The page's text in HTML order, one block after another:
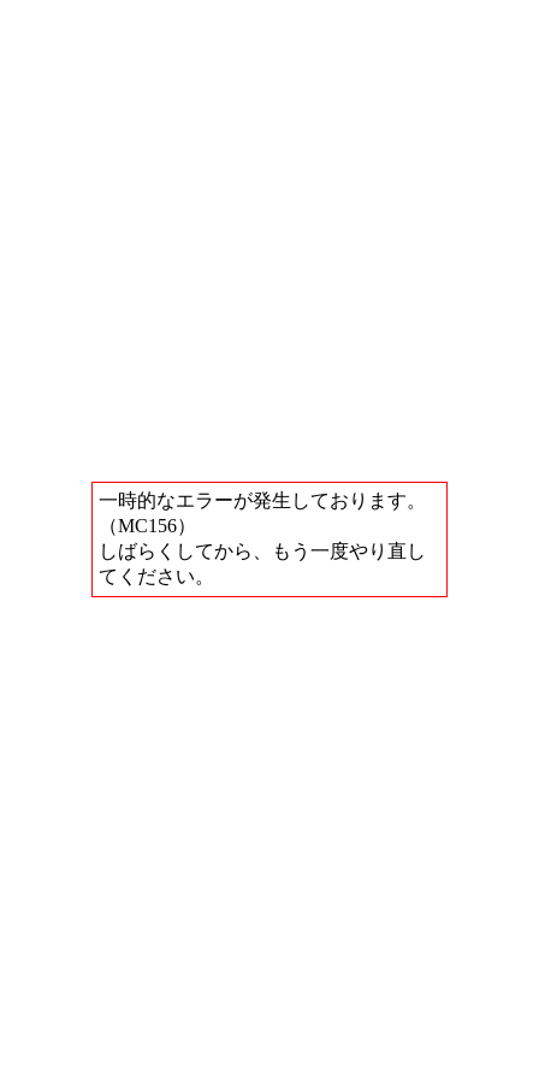
一時的なエラーが発生しております。
（MC156）
しばらくしてから、もう一度やり直し
てください。